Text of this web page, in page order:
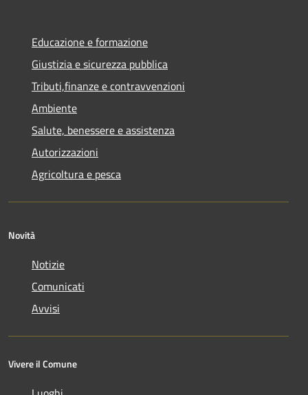
Educazione e formazione
Giustizia e sicurezza pubblica
Tributi,finanze e contravvenzioni
Ambiente
Salute, benessere e assistenza
Autorizzazioni
Agricoltura e pesca
Novità
Notizie
Comunicati
Avvisi
Vivere il Comune